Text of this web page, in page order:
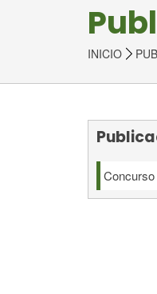
INICIO